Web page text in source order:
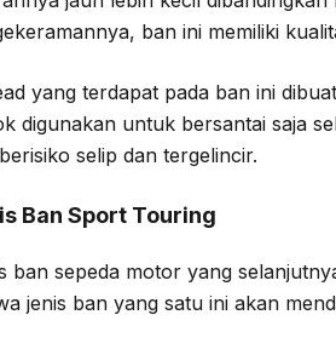
ban ini memiliki
yang terdapat pada ban ini
digunakan untuk bersantai saja
selip dan tergelincir.
Ban Sport Touring
ban sepeda motor yang
jenis ban yang satu ini akan